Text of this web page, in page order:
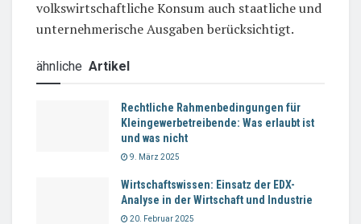
volkswirtschaftliche Konsum auch staatliche und
unternehmerische Ausgaben berücksichtigt.
ähnliche Artikel
Rechtliche Rahmenbedingungen für
Kleingewerbetreibende: Was erlaubt ist
und was nicht
9. März 2025
Wirtschaftswissen: Einsatz der EDX-
Analyse in der Wirtschaft und Industrie
20. Februar 2025